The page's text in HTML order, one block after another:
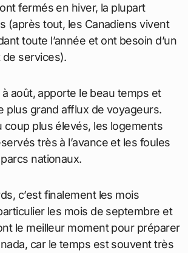
fermés en hiver, la plupart
(après tout, les Canadiens vivent
toute l’année et ont besoin d’un
services).
à août, apporte le beau temps et
plus grand afflux de voyageurs.
coup plus élevés, les logements
très à l’avance et les foules
nationaux.
c’est finalement les mois
les mois de septembre et
le meilleur moment pour préparer
car le temps est souvent très